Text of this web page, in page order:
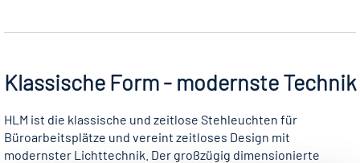
Klassische Form - modernste Technik
HLM ist die klassische und zeitlose Stehleuchten für
Büroarbeitsplätze und vereint zeitloses Design mit
modernster Lichttechnik. Der großzügig dimensionierte